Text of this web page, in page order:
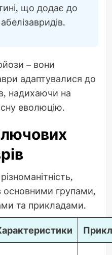
що додає до
– вони
адаптувалися до
надихаючи на
еволюцію.
групами,
та прикладами.